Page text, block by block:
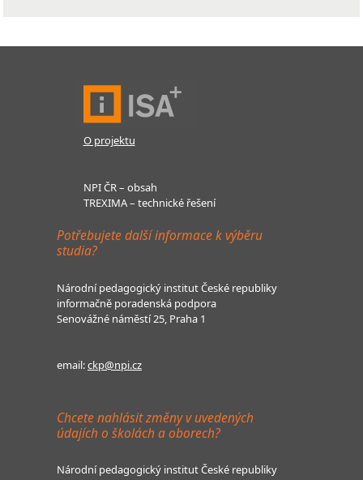
O projektu
NPI ČR – obsah
TREXIMA – technické řešení
Potřebujete další informace k výběru
studia?
Národní pedagogický institut České republiky
informačně poradenská podpora
Senovážné náměstí 25, Praha 1
email:ckp@npi.cz
Chcete nahlásit změny v uvedených
údajích o školách a oborech?
Národní pedagogický institut České republiky